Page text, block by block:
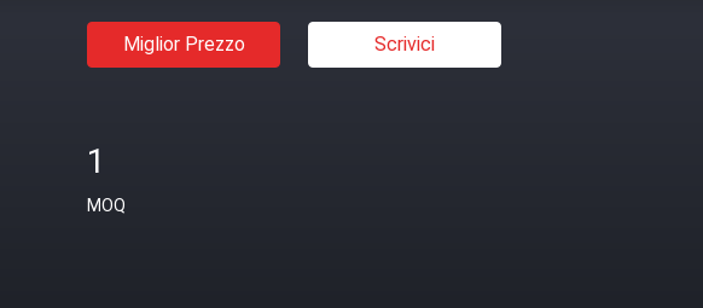
Miglior Prezzo Scrivici
1
MOQ